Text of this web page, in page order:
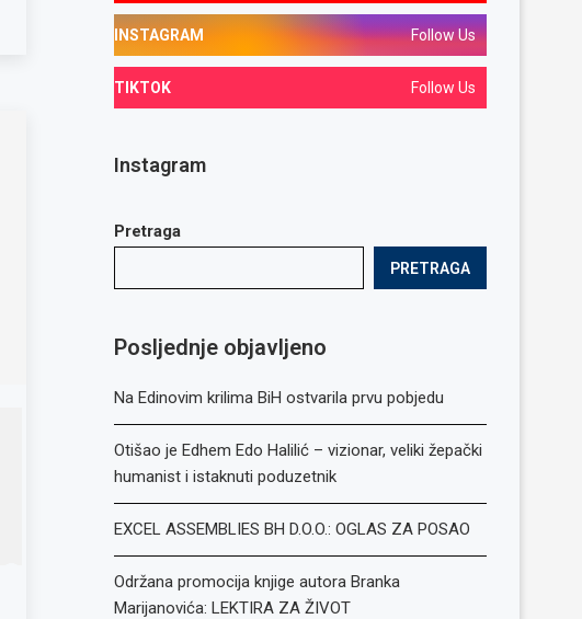
INSTAGRAM Follow Us
TIKTOK Follow Us
Instagram
Pretraga
PRETRAGA
Posljednje objavljeno
Na Edinovim krilima BiH ostvarila prvu pobjedu
Otišao je Edhem Edo Halilić – vizionar, veliki žepački
humanist i istaknuti poduzetnik
EXCEL ASSEMBLIES BH D.O.O.: OGLAS ZA POSAO
Održana promocija knjige autora Branka
Marijanovića: LEKTIRA ZA ŽIVOT